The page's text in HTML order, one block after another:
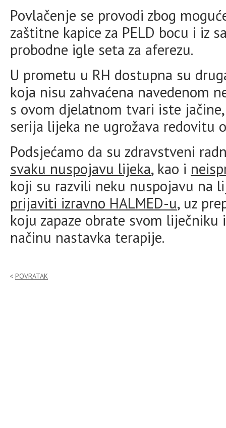
Povlačenje se provodi zbog
zaštitne kapice za PELD bocu i iz
probodne igle seta za aferezu.
U prometu u RH dostupna su
koja nisu zahvaćena navedenom
s ovom djelatnom tvari iste
serija lijeka ne ugrožava redovitu
Podsjećamo da su zdravstveni
svaku nuspojavu lijeka, kao i
koji su razvili neku nuspojavu na
prijaviti izravno HALMED-u, uz
koju zapaze obrate svom
načinu nastavka terapije.
POVRATAK